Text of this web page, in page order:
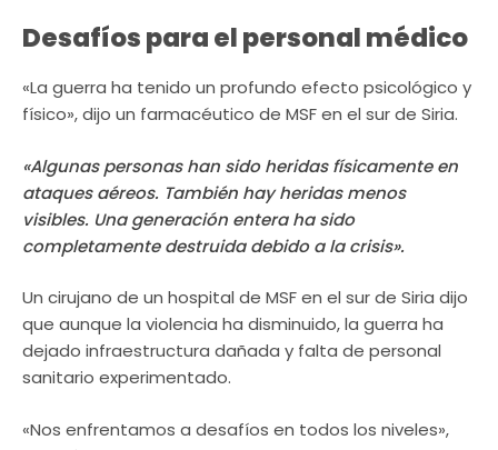
Desafíos para el personal médico
«La guerra ha tenido un profundo efecto psicológico y
físico», dijo un farmacéutico de MSF en el sur de Siria.
«Algunas personas han sido heridas físicamente en
ataques aéreos. También hay heridas menos
visibles. Una generación entera ha sido
completamente destruida debido a la crisis».
Un cirujano de un hospital de MSF en el sur de Siria dijo
que aunque la violencia ha disminuido, la guerra ha
dejado infraestructura dañada y falta de personal
sanitario experimentado.
«Nos enfrentamos a desafíos en todos los niveles»,